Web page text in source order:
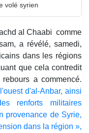
volé syrien
al Chaabi comme
a révélé, samedi,
dans les régions
que cela contredit
a commencé.
d'al-Anbar, ainsi
renforts militaires
provenance de Syrie,
dans la région »,